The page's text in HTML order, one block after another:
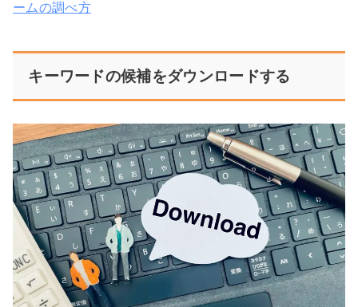
ームの調べ方
キーワードの候補をダウンロードする